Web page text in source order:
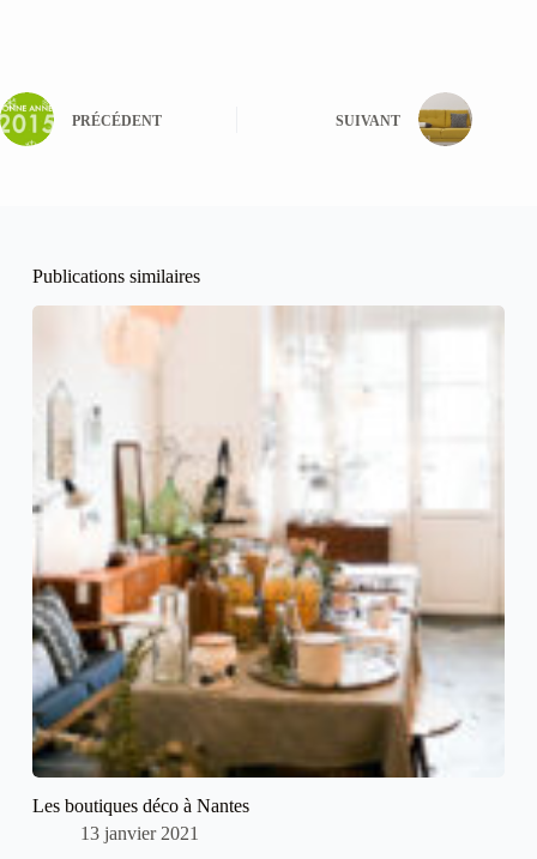
PRÉCÉDENT SUIVANT
Publications similaires
Les boutiques déco à Nantes
13 janvier 2021